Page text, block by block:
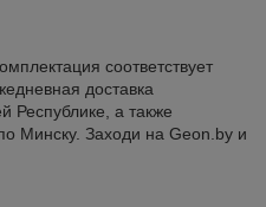
соответствует
доставка
Республике, а также
Минску. Заходи на Geon.by и